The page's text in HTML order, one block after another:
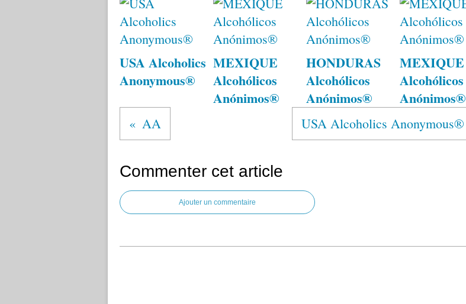
USA Alcoholics
Anonymous®
MEXIQUE
Alcohólicos
Anónimos®
HONDURAS
Alcohólicos
Anónimos®
MEXIQUE
Alcohólicos
Anónimos®
AA USA Alcoholics Anonymous®
Commenter cet article
Ajouter un commentaire